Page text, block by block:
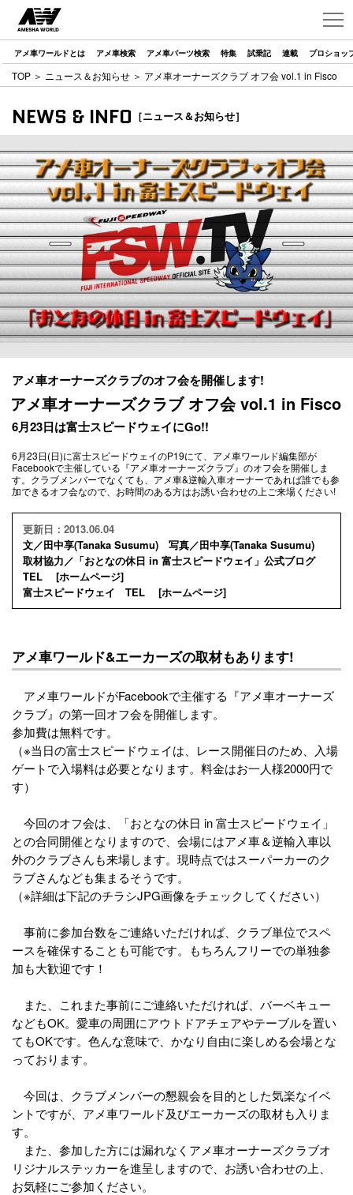
アメ車ワールドとは アメ車検索 アメ車パーツ検索 特集 試乗記 連載 プロショッ
TOP ＞ ニュース＆お知らせ ＞ アメ車オーナーズクラブ オフ会 vol.1 in Fisco
NEWS & INFO ［ニュース＆お知らせ］
アメ車オーナーズクラブのオフ会を開催します!
アメ車オーナーズクラブ オフ会 vol.1 in Fisco
6月23日は富士スピードウェイにGo!!
6月23日(日)に富士スピードウェイのP19にて、アメ車ワールド編集部が
Facebookで主催している『アメ車オーナーズクラブ』のオフ会を開催しま
す。クラブメンバーでなくても、アメ車&逆輸入車オーナーであれば誰でも参
加できるオフ会なので、お時間のある方はお誘い合わせの上ご来場ください!
更新日：2013.06.04
文／田中享(Tanaka Susumu) 写真／田中享(Tanaka Susumu)
取材協力／「おとなの休日 in 富士スピードウェイ」公式ブログ
TEL [ホームページ]
富士スピードウェイ TEL [ホームページ]
アメ車ワールド&エーカーズの取材もあります!
アメ車ワールドがFacebookで主催する『アメ車オーナーズ
クラブ』の第一回オフ会を開催します。
参加費は無料です。
（※当日の富士スピードウェイは、レース開催日のため、入場
ゲートで入場料は必要となります。料金はお一人様2000円で
す）
今回のオフ会は、「おとなの休日 in 富士スピードウェイ」
との合同開催となりますので、会場にはアメ車＆逆輸入車以
外のクラブさんも来場します。現時点ではスーパーカーのク
ラブさんなども集まるそうです。
（※詳細は下記のチラシJPG画像をチェックしてください）
事前に参加台数をご連絡いただければ、クラブ単位でスペ
ースを確保することも可能です。もちろんフリーでの単独参
加も大歓迎です！
また、これまた事前にご連絡いただければ、バーベキュー
などもOK。愛車の周囲にアウトドアチェアやテーブルを置い
てもOKです。色んな意味で、かなり自由に楽しめる会場とな
っております。
今回は、クラブメンバーの懇親会を目的とした気楽なイベ
ントですが、アメ車ワールド及びエーカーズの取材も入りま
す。
また、参加した方には漏れなくアメ車オーナーズクラブオ
リジナルステッカーを進呈しますので、お誘い合わせの上、
お気軽にご参加ください。